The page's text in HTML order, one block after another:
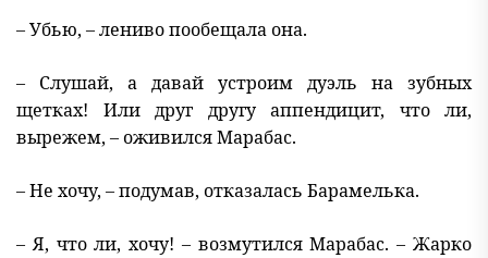
– Убью, – лениво пообещала она.
– Слушай, а давай устроим дуэль на зубных
щетках! Или друг другу аппендицит, что ли,
вырежем, – оживился Марабас.
– Не хочу, – подумав, отказалась Барамелька.
– Я, что ли, хочу! – возмутился Марабас. – Жарко